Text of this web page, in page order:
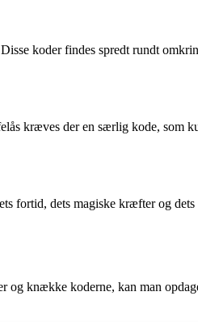
koder findes spredt rundt
kræves der en særlig kode, som
fortid, dets magiske kræfter og
knække koderne, kan man